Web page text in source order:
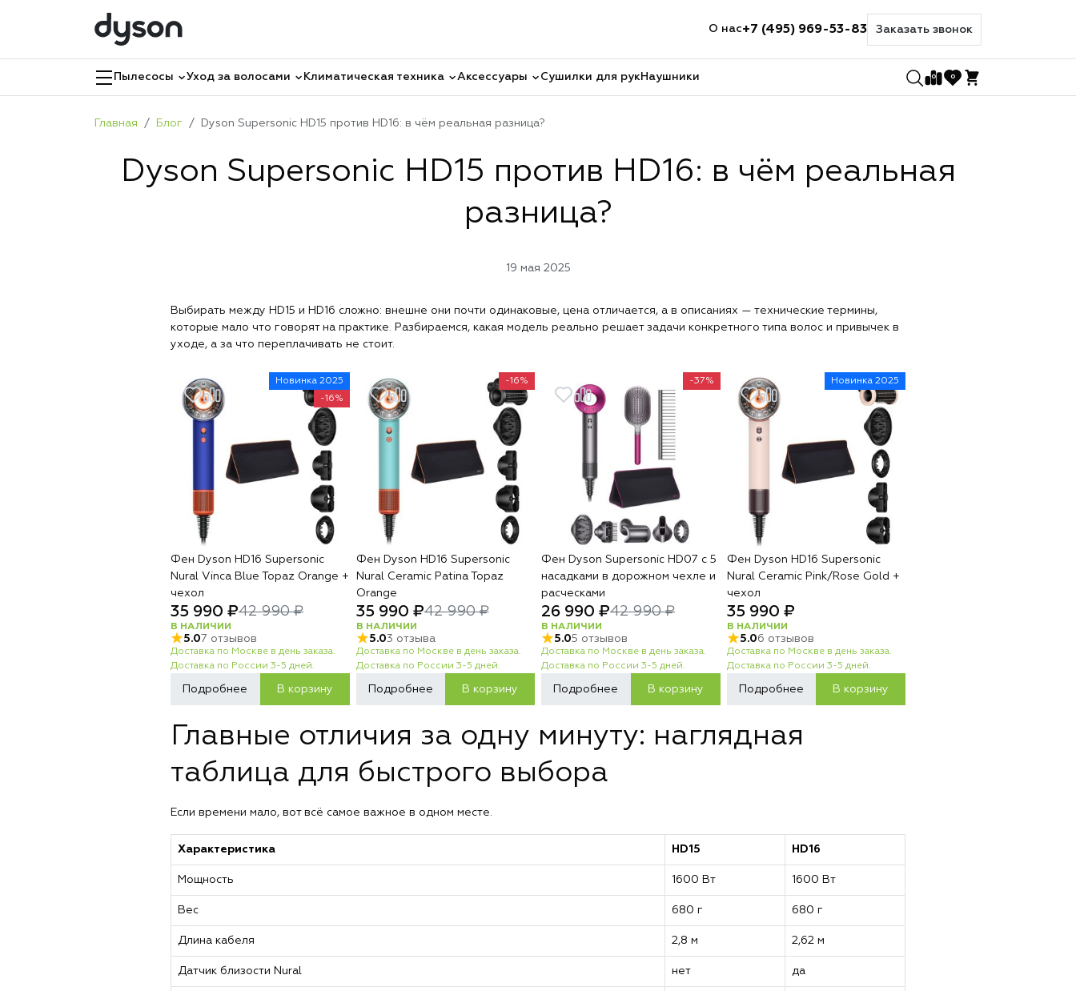
О нас+7 (495) 969-53-83 Заказать звонок
Пылесосы Уход за волосами Климатическая техника Аксессуары Сушилки для рукНаушники 0 0
Главная Блог Dyson Supersonic HD15 против HD16: в чём реальная разница?
Dyson Supersonic HD15 против HD16: в чём реальная
разница?
19 мая 2025
Выбирать между HD15 и HD16 сложно: внешне они почти одинаковые, цена отличается, а в описаниях — технические термины,
которые мало что говорят на практике. Разбираемся, какая модель реально решает задачи конкретного типа волос и привычек в
уходе, а за что переплачивать не стоит.
Новинка 2025
-16%
Фен Dyson HD16 Supersonic
Nural Vinca Blue Topaz Orange +
чехол
35 990 ₽42 990 ₽
В НАЛИЧИИ
5.07 отзывов
Доставка по Москве в день заказа.
Доставка по России 3-5 дней.
Подробнее В корзину
-16%
Фен Dyson HD16 Supersonic
Nural Ceramic Patina Topaz
Orange
35 990 ₽42 990 ₽
В НАЛИЧИИ
5.03 отзыва
Доставка по Москве в день заказа.
Доставка по России 3-5 дней.
Подробнее В корзину
-37%
Фен Dyson Supersonic HD07 с 5
насадками в дорожном чехле и
расческами
26 990 ₽42 990 ₽
В НАЛИЧИИ
5.05 отзывов
Доставка по Москве в день заказа.
Доставка по России 3-5 дней.
Подробнее В корзину
Новинка 2025
Фен Dyson HD16 Supersonic
Nural Ceramic Pink/Rose Gold +
чехол
35 990 ₽
В НАЛИЧИИ
5.06 отзывов
Доставка по Москве в день заказа.
Доставка по России 3-5 дней.
Подробнее В корзину
Главные отличия за одну минуту: наглядная
таблица для быстрого выбора
Если времени мало, вот всё самое важное в одном месте.
Характеристика HD15 HD16
Мощность 1600 Вт 1600 Вт
Вес 680 г 680 г
Длина кабеля 2,8 м 2,62 м
Датчик близости Nural нет да